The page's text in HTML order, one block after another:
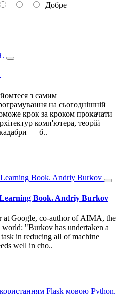
Добре
з самим
на сьогоднішній
крок за кроком прокачати
комп'ютера, теорій
— б..
Book. Andriy Burkov
at Google, co-author of AIMA, the
"Burkov has undertaken a
in reducing all of machine
well in cho..